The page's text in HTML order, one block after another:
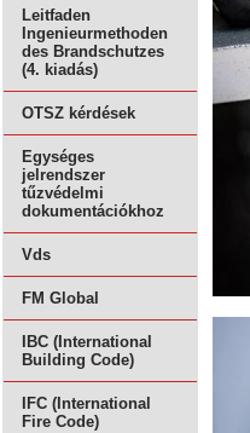
Leitfaden
Ingenieurmethoden
des Brandschutzes
(4. kiadás)
OTSZ kérdések
Egységes
jelrendszer
tűzvédelmi
dokumentációkhoz
Vds
FM Global
IBC (International
Building Code)
IFC (International
Fire Code)